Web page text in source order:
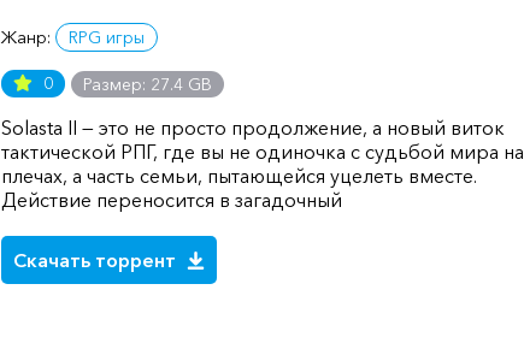
Жанр: RPG игры
0 Размер: 27.4 GB
Solasta II — это не просто продолжение, а новый виток
тактической РПГ, где вы не одиночка с судьбой мира на
плечах, а часть семьи, пытающейся уцелеть вместе.
Действие переносится в загадочный
Скачать торрент